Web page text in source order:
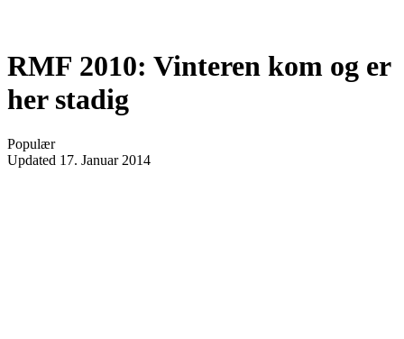
RMF 2010: Vinteren kom og er
her stadig
Populær
Updated 17. Januar 2014